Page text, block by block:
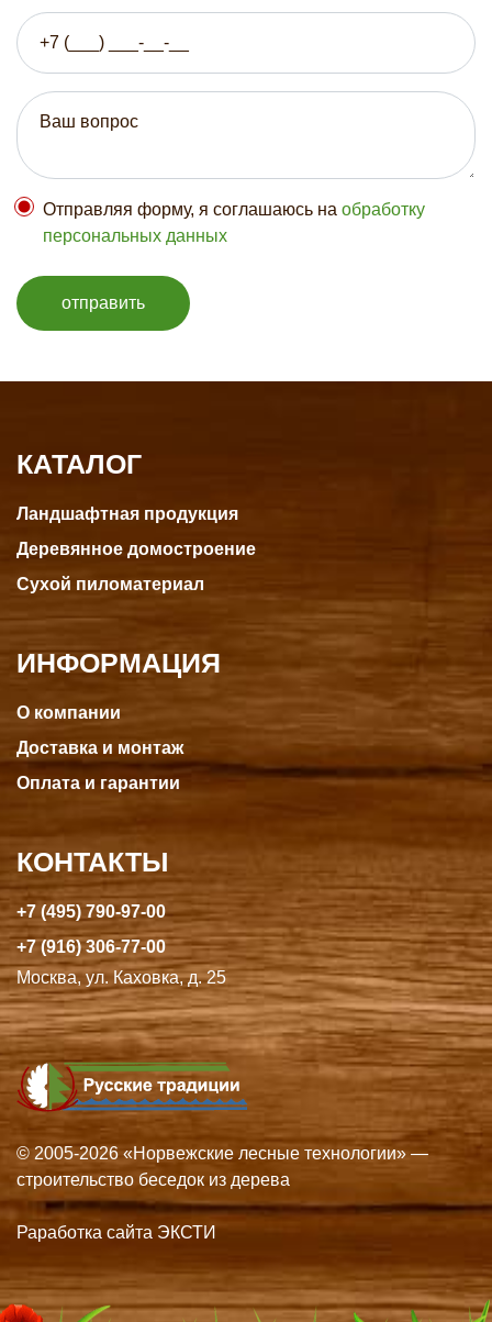
Отправляя форму, я соглашаюсь на обработку
персональных данных
отправить
КАТАЛОГ
Ландшафтная продукция
Деревянное домостроение
Сухой пиломатериал
ИНФОРМАЦИЯ
О компании
Доставка и монтаж
Оплата и гарантии
КОНТАКТЫ
+7 (495) 790-97-00
+7 (916) 306-77-00
Москва, ул. Каховка, д. 25
© 2005-2026 «Норвежские лесные технологии» —
строительство беседок из дерева
Раработка сайта ЭКСТИ